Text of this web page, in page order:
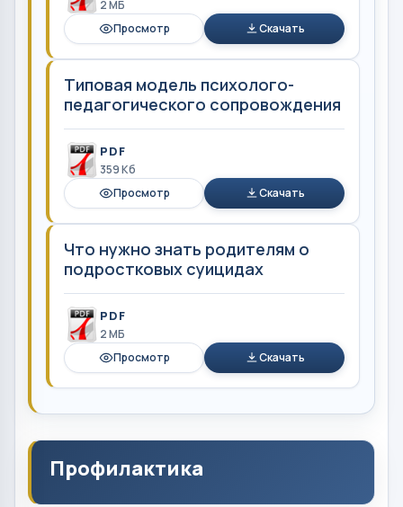
2 MБ
Просмотр
Скачать
Типовая модель психолого-
педагогического сопровождения
PDF
359 Кб
Просмотр
Скачать
Что нужно знать родителям о
подростковых суицидах
PDF
2 MБ
Просмотр
Скачать
Профилактика